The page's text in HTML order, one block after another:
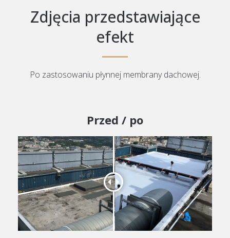
Zdjęcia przedstawiające
efekt
Po zastosowaniu płynnej membrany dachowej.
Przed / po